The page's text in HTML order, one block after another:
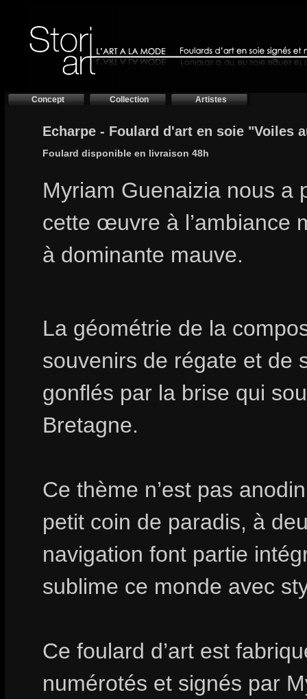
Concept Collection Artistes
Echarpe - Foulard d'art en soie "Voiles
Foulard disponible en livraison 48h
Myriam Guenaizia nous a
cette œuvre à l’ambiance
à dominante mauve.
La géométrie de la
souvenirs de régate et de
gonflés par la brise qui
Bretagne.
Ce thème n’est pas
petit coin de paradis, à
navigation font partie
sublime ce monde avec
Ce foulard d’art est
numérotés et signés par